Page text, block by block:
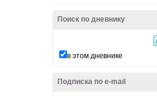
Поиск по дневнику
в этом дневнике
Подписка по e-mail